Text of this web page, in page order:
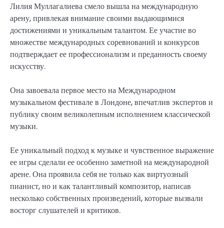
Лилия Муллагалиева смело вышла на международную
арену, привлекая внимание своими выдающимися
достижениями и уникальным талантом. Ее участие во
множестве международных соревнований и конкурсов
подтверждает ее профессионализм и преданность своему
искусству.
Она завоевала первое место на Международном
музыкальном фестивале в Лондоне, впечатлив экспертов и
публику своим великолепным исполнением классической
музыки.
Ее уникальный подход к музыке и чувственное выражение
ее игры сделали ее особенно заметной на международной
арене. Она проявила себя не только как виртуозный
пианист, но и как талантливый композитор, написав
несколько собственных произведений, которые вызвали
восторг слушателей и критиков.